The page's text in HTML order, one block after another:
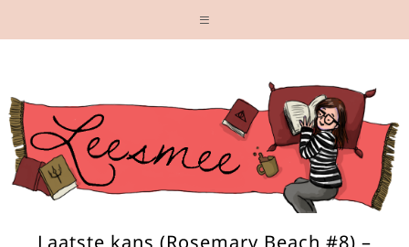
Laatste kans (Rosemary Beach #8) –